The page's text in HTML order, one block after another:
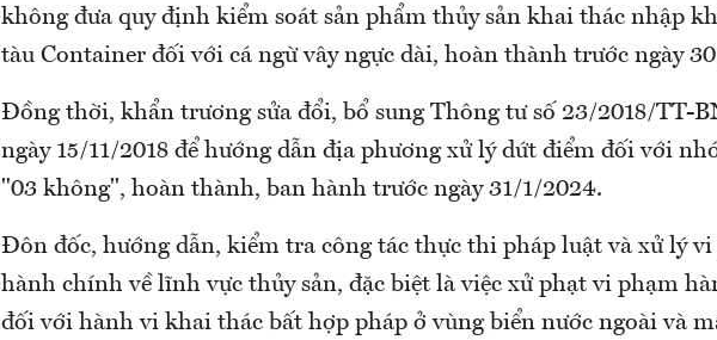
không đưa quy định kiểm soát sản phẩm thủy sản khai thác nhập
tàu Container đối với cá ngừ vây ngực dài, hoàn thành trước ngày
Đồng thời, khẩn trương sửa đổi, bổ sung Thông tư số 23/2018/TT-
ngày 15/11/2018 để hướng dẫn địa phương xử lý dứt điểm đối với
"03 không", hoàn thành, ban hành trước ngày 31/1/2024.
Đôn đốc, hướng dẫn, kiểm tra công tác thực thi pháp luật và xử lý
hành chính về lĩnh vực thủy sản, đặc biệt là việc xử phạt vi phạm
đối với hành vi khai thác bất hợp pháp ở vùng biển nước ngoài và